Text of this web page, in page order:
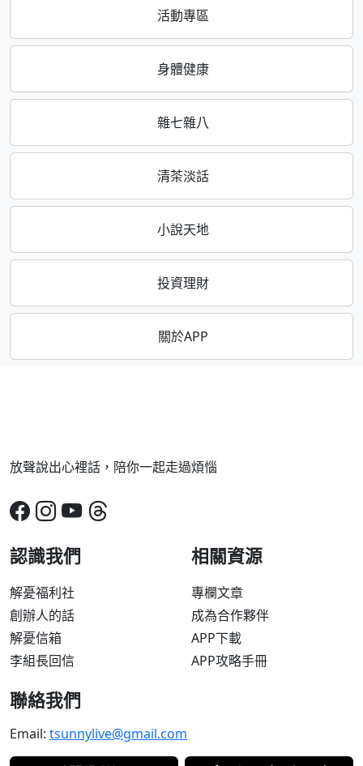
活動專區
身體健康
雜七雜八
清茶淡話
小說天地
投資理財
關於APP
放聲說出心裡話，陪你一起走過煩惱
認識我們
解憂福利社
創辦人的話
解憂信箱
李組長回信
相關資源
專欄文章
成為合作夥伴
APP下載
APP攻略手冊
聯絡我們
Email: tsunnylive@gmail.com